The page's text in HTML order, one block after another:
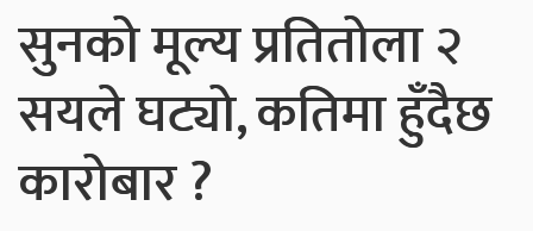
सुनको मूल्य प्रतितोला २
सयले घट्यो, कतिमा हुँदैछ
कारोबार ?